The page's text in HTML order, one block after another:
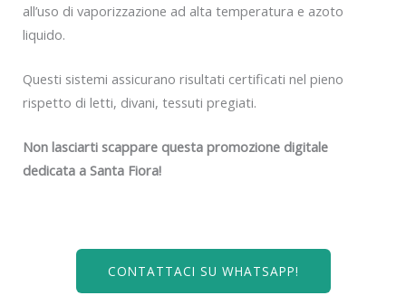
all’uso di vaporizzazione ad alta temperatura e azoto
liquido.
Questi sistemi assicurano risultati certificati nel pieno
rispetto di letti, divani, tessuti pregiati.
Non lasciarti scappare questa promozione digitale
dedicata a Santa Fiora!
CONTATTACI SU WHATSAPP!